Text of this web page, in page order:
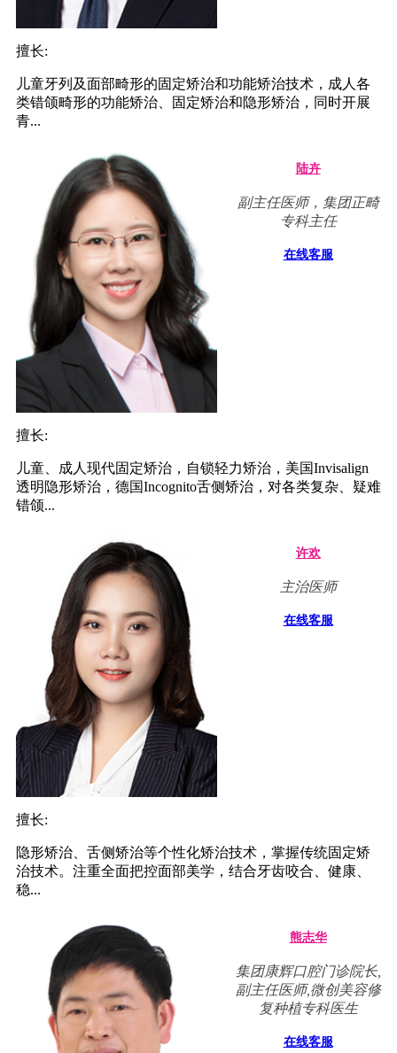
擅长:
儿童牙列及面部畸形的固定矫治和功能矫治技术，成人各
类错颌畸形的功能矫治、固定矫治和隐形矫治，同时开展
青...
陆卉
副主任医师，集团正畸
专科主任
在线客服
擅长:
儿童、成人现代固定矫治，自锁轻力矫治，美国Invisalign
透明隐形矫治，德国Incognito舌侧矫治，对各类复杂、疑难
错颌...
许欢
主治医师
在线客服
擅长:
隐形矫治、舌侧矫治等个性化矫治技术，掌握传统固定矫
治技术。注重全面把控面部美学，结合牙齿咬合、健康、
稳...
熊志华
集团康辉口腔门诊院长,
副主任医师,微创美容修
复种植专科医生
在线客服